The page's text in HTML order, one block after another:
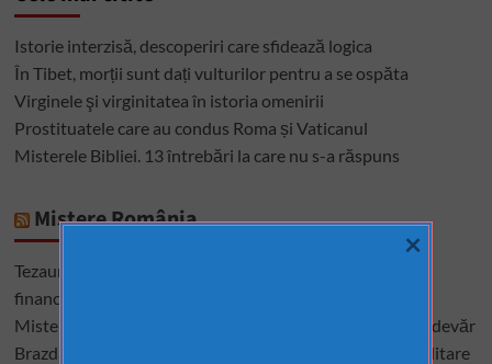
Istorie interzisă, descoperiri care sfidează logica
În Tibet, morții sunt dați vulturilor pentru a se ospăta
Virginele şi virginitatea în istoria omenirii
Prostituatele care au condus Roma și Vaticanul
Misterele Bibliei. 13 întrebări la care nu s-a răspuns
Mistere România
Tezaurul României de la Moscova – cel mai mare mister
financiar din istoria României
Misterele lui Ștefan cel Mare – între istorie, legendă și adevăr
Brazda lui Novac, una dintre cele mai mari construcții militare
×